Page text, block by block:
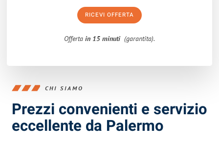
RICEVI OFFERTA
Offerta in 15 minuti (garantita).
CHI SIAMO
Prezzi convenienti e servizio
eccellente da Palermo